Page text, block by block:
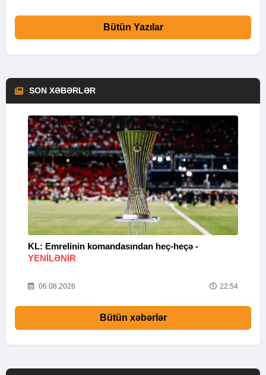
Bütün Yazılar
SON XƏBƏRLƏR
KL: Emrelinin komandasından heç-heçə -
YENİLƏNİR
06.08.2026 22:54
Bütün xəbərlər